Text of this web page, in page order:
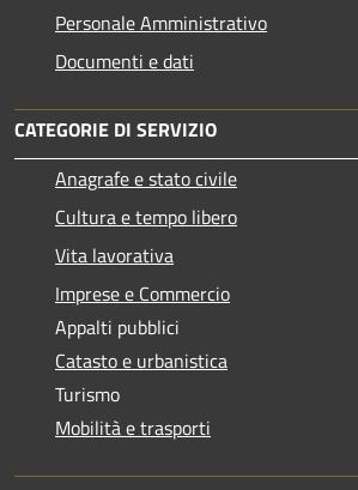
Personale Amministrativo
Documenti e dati
CATEGORIE DI SERVIZIO
Anagrafe e stato civile
Cultura e tempo libero
Vita lavorativa
Imprese e Commercio
Appalti pubblici
Catasto e urbanistica
Turismo
Mobilità e trasporti